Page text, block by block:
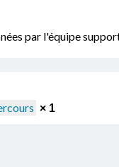
par l'équipe
× 1